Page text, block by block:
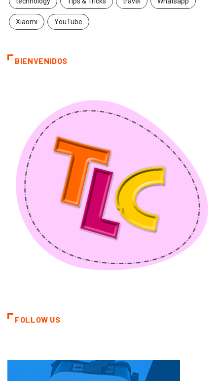
Xiaomi YouTube
BIENVENIDOS
FOLLOW US